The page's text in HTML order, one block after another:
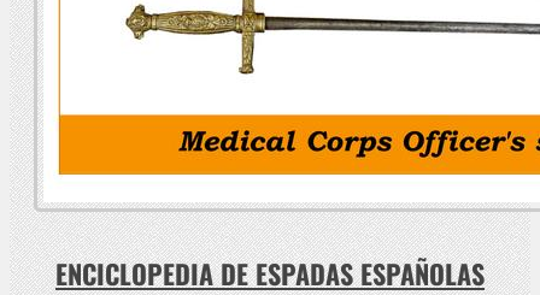
ENCICLOPEDIA DE ESPADAS ESPAÑOLAS